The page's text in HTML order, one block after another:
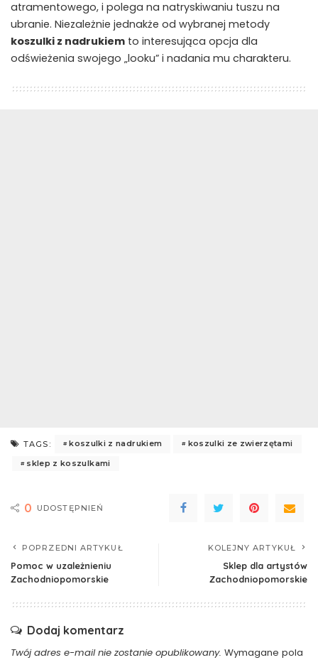
atramentowego, i polega na natryskiwaniu tuszu na
ubranie. Niezależnie jednakże od wybranej metody
koszulki z nadrukiem to interesująca opcja dla
odświeżenia swojego „looku” i nadania mu charakteru.
TAGS: koszulki z nadrukiem
koszulki ze zwierzętami
sklep z koszulkami
0 UDOSTĘPNIEŃ
POPRZEDNI ARTYKUŁ
Pomoc w uzależnieniu
Zachodniopomorskie
KOLEJNY ARTYKUŁ
Sklep dla artystów
Zachodniopomorskie
Dodaj komentarz
Twój adres e-mail nie zostanie opublikowany. Wymagane pola